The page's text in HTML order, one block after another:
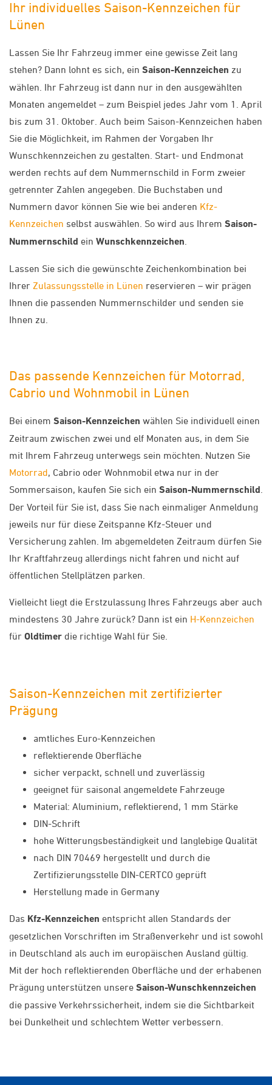
Ihr individuelles Saison-Kennzeichen für
Lünen
Lassen Sie Ihr Fahrzeug immer eine gewisse Zeit lang
stehen? Dann lohnt es sich, ein Saison-Kennzeichen zu
wählen. Ihr Fahrzeug ist dann nur in den ausgewählten
Monaten angemeldet – zum Beispiel jedes Jahr vom 1. April
bis zum 31. Oktober. Auch beim Saison-Kennzeichen haben
Sie die Möglichkeit, im Rahmen der Vorgaben Ihr
Wunschkennzeichen zu gestalten. Start- und Endmonat
werden rechts auf dem Nummernschild in Form zweier
getrennter Zahlen angegeben. Die Buchstaben und
Nummern davor können Sie wie bei anderen Kfz-
Kennzeichen selbst auswählen. So wird aus Ihrem Saison-
Nummernschild ein Wunschkennzeichen
Lassen Sie sich die gewünschte Zeichenkombination bei
Ihrer Zulassungsstelle in Lünen reservieren – wir prägen
Ihnen die passenden Nummernschilder und senden sie
Ihnen zu.
Das passende Kennzeichen für Motorrad,
Cabrio und Wohnmobil in Lünen
Bei einem Saison-Kennzeichen wählen Sie individuell einen
Zeitraum zwischen zwei und elf Monaten aus, in dem Sie
mit Ihrem Fahrzeug unterwegs sein möchten. Nutzen Sie
Motorrad, Cabrio oder Wohnmobil etwa nur in der
Sommersaison, kaufen Sie sich ein Saison-Nummernschild
Der Vorteil für Sie ist, dass Sie nach einmaliger Anmeldung
jeweils nur für diese Zeitspanne Kfz-Steuer und
Versicherung zahlen. Im abgemeldeten Zeitraum dürfen Sie
Ihr Kraftfahrzeug allerdings nicht fahren und nicht auf
öffentlichen Stellplätzen parken.
Vielleicht liegt die Erstzulassung Ihres Fahrzeugs aber auch
mindestens 30 Jahre zurück? Dann ist ein H-Kennzeichen
für Oldtimer die richtige Wahl für Sie.
Saison-Kennzeichen mit zertifizierter
Prägung
amtliches Euro-Kennzeichen
reflektierende Oberfläche
sicher verpackt, schnell und zuverlässig
geeignet für saisonal angemeldete Fahrzeuge
Material: Aluminium, reflektierend, 1 mm Stärke
DIN-Schrift
hohe Witterungsbeständigkeit und langlebige Qualität
nach DIN 70469 hergestellt und durch die
Zertifizierungsstelle DIN-CERTCO geprüft
Herstellung made in Germany
Das Kfz-Kennzeichen entspricht allen Standards der
gesetzlichen Vorschriften im Straßenverkehr und ist sowohl
in Deutschland als auch im europäischen Ausland gültig.
Mit der hoch reflektierenden Oberfläche und der erhabenen
Prägung unterstützen unsere Saison-Wunschkennzeichen
die passive Verkehrssicherheit, indem sie die Sichtbarkeit
bei Dunkelheit und schlechtem Wetter verbessern.